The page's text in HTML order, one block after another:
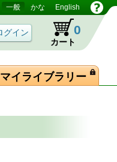
一般 かな English
カート
0
マイライブラリー